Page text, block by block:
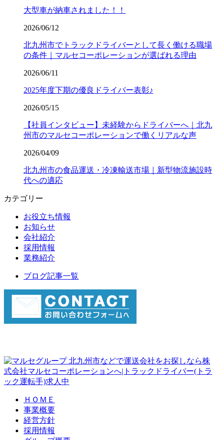
大型車が納車されました！！
2026/06/12
北九州市でトラックドライバーとして長く働ける職場
の条件｜マルセコーポレーションが選ばれる理由
2026/06/11
2025年度下期の優良ドライバー表彰♪
2026/05/15
【社員インタビュー】未経験からドライバーへ｜北九
州市のマルセコーポレーションで働くリアルな声
2026/04/09
北九州市の食品運送・冷凍輸送市場｜新型物流施設時
代への適応
カテゴリー
お役立ち情報
お知らせ
会社紹介
採用情報
業務紹介
ブログ記事一覧
北九州市などで運送会社をお探しなら株
式会社マルセコーポレーションへ|トラックドライバー(トラ
ック運転手)求人中
ＨＯＭＥ
事業概要
経営方針
採用情報